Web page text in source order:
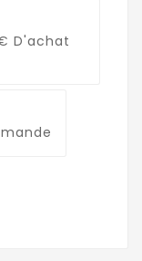
D'achat